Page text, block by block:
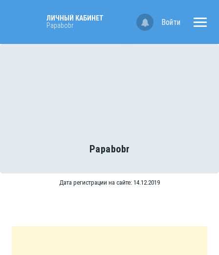
ЛИЧНЫЙ КАБИНЕТ
Papabobr
Войти
Papabobr
Дата регистрации на сайте: 14.12.2019